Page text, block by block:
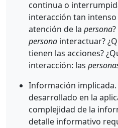
continua o
interacción tan
atención de la persona
personainteractuar?
tienen las acciones?
interacción: las
Información
desarrollado en la
complejidad de la
detalle informativo